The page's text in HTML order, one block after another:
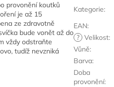
provonění koutků
je až 15
ze zdravotně
bude vonět až do
vždy odstraňte
tudíž nevzniká
Kategorie:
EAN:
? Velikost:
Vůně:
Barva:
Doba
provonění: